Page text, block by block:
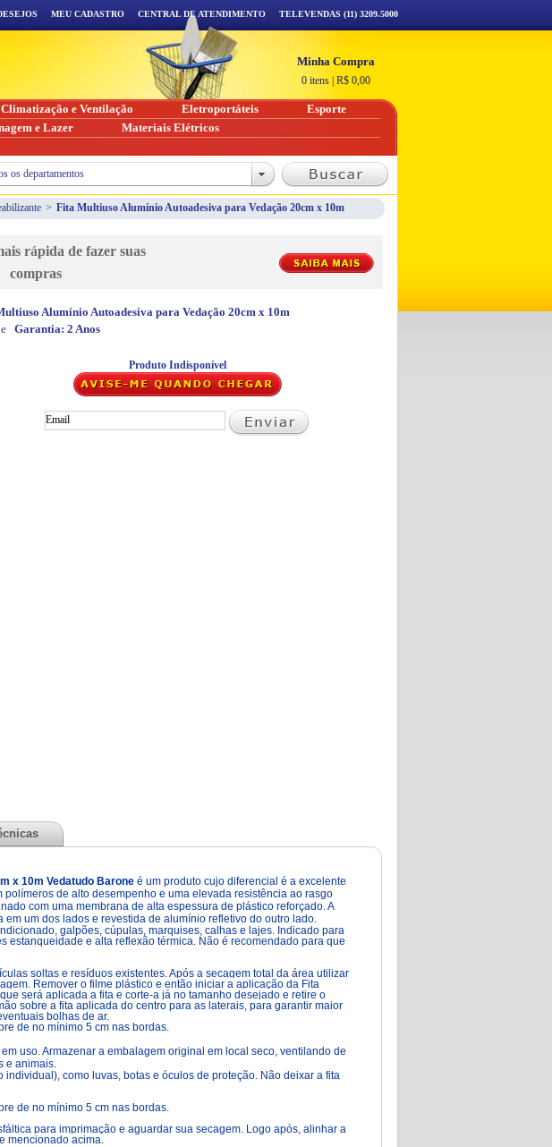
> Fita Multiuso Alumínio Autoadesiva para Vedação 20cm x 10m
rápida de fazer suas
compras
Alumínio Autoadesiva para Vedação 20cm x 10m
Garantia: 2 Anos
Produto Indisponível
x 10m Vedatudo Barone é um produto cujo diferencial é a excelente
de alto desempenho e uma elevada resistência ao rasgo
com uma membrana de alta espessura de plástico reforçado. A
um dos lados e revestida de alumínio refletivo do outro lado.
galpões, cúpulas, marquises, calhas e lajes. Indicado para
estanqueidade e alta reflexão térmica. Não é recomendado para que
soltas e resíduos existentes. Após a secagem total da área utilizar
Remover o filme plástico e então iniciar a aplicação da Fita
será aplicada a fita e corte-a já no tamanho desejado e retire o
sobre a fita aplicada do centro para as laterais, para garantir maior
bolhas de ar.
de no mínimo 5 cm nas bordas.
uso. Armazenar a embalagem original em local seco, ventilando de
e animais.
como luvas, botas e óculos de proteção. Não deixar a fita
de no mínimo 5 cm nas bordas.
para imprimação e aguardar sua secagem. Logo após, alinhar a
mencionado acima.
MEU CADASTRO CENTRAL DE ATENDIMENTO TELEVENDAS (11) 3209.5000
Minha Compra
0 itens R$ 0,00
Climatização e Ventilação Eletroportáteis
Esporte
e Lazer
Materiais Elétricos
os departamentos